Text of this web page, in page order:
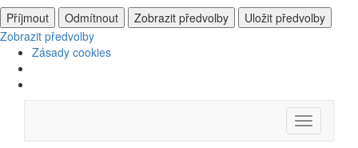
Příjmout
Odmítnout Zobrazit předvolby
Uložit předvolby
Zobrazit předvolby
Zásady cookies
content
Menu